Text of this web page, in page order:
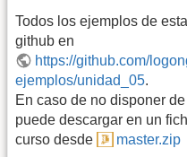
Todos los ejemplos de
github en
https://github.com/
ejemplos/unidad_05.
En caso de no disponer
puede descargar en un
curso desde
master.zip